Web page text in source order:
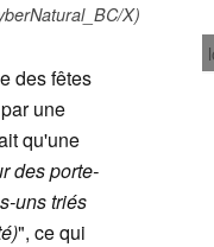
X)
des fêtes
une
qu'une
des porte-
uns triés
", ce qui